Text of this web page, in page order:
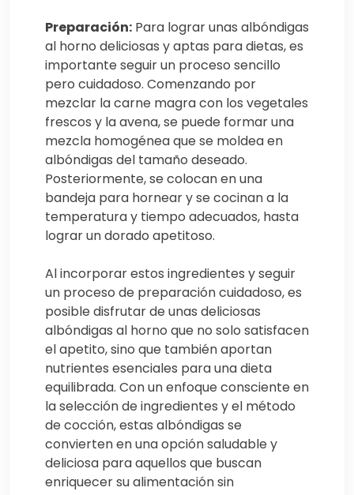
Preparación: Para lograr unas albóndigas
al horno deliciosas y aptas para dietas, es
importante seguir un proceso sencillo
pero cuidadoso. Comenzando por
mezclar la carne magra con los vegetales
frescos y la avena, se puede formar una
mezcla homogénea que se moldea en
albóndigas del tamaño deseado.
Posteriormente, se colocan en una
bandeja para hornear y se cocinan a la
temperatura y tiempo adecuados, hasta
lograr un dorado apetitoso.
Al incorporar estos ingredientes y seguir
un proceso de preparación cuidadoso, es
posible disfrutar de unas deliciosas
albóndigas al horno que no solo satisfacen
el apetito, sino que también aportan
nutrientes esenciales para una dieta
equilibrada. Con un enfoque consciente en
la selección de ingredientes y el método
de cocción, estas albóndigas se
convierten en una opción saludable y
deliciosa para aquellos que buscan
enriquecer su alimentación sin